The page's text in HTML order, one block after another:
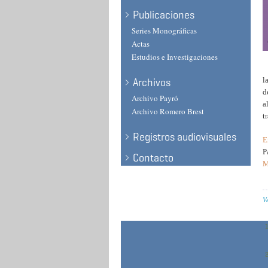
Publicaciones
Series Monográficas
Actas
Estudios e Investigaciones
Archivos
Archivo Payró
Archivo Romero Brest
Registros audiovisuales
Contacto